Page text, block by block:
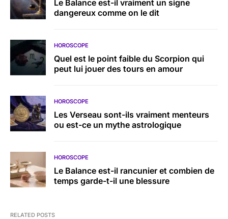
Le Balance est-il vraiment un signe
dangereux comme on le dit
HOROSCOPE
Quel est le point faible du Scorpion qui
peut lui jouer des tours en amour
HOROSCOPE
Les Verseau sont-ils vraiment menteurs
ou est-ce un mythe astrologique
HOROSCOPE
Le Balance est-il rancunier et combien de
temps garde-t-il une blessure
RELATED POSTS